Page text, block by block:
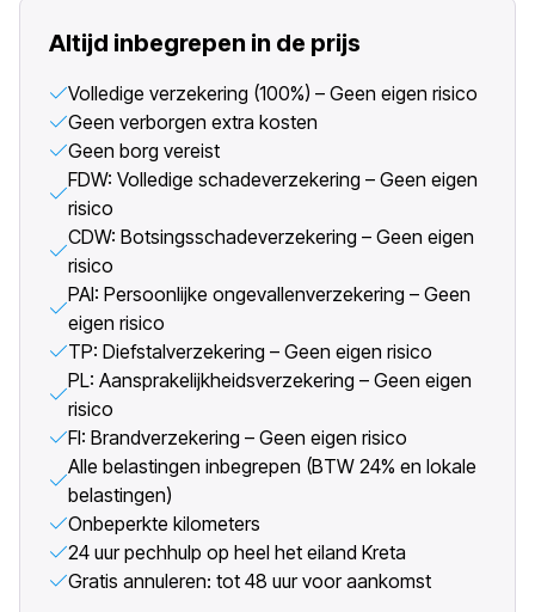
Altijd inbegrepen in de prijs
Volledige verzekering (100%) – Geen eigen risico
Geen verborgen extra kosten
Geen borg vereist
FDW: Volledige schadeverzekering – Geen eigen
risico
CDW: Botsingsschadeverzekering – Geen eigen
risico
PAI: Persoonlijke ongevallenverzekering – Geen
eigen risico
TP: Diefstalverzekering – Geen eigen risico
PL: Aansprakelijkheidsverzekering – Geen eigen
risico
FI: Brandverzekering – Geen eigen risico
Alle belastingen inbegrepen (BTW 24% en lokale
belastingen)
Onbeperkte kilometers
24 uur pechhulp op heel het eiland Kreta
Gratis annuleren: tot 48 uur voor aankomst